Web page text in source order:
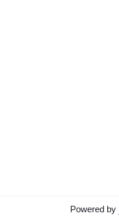
Powered by